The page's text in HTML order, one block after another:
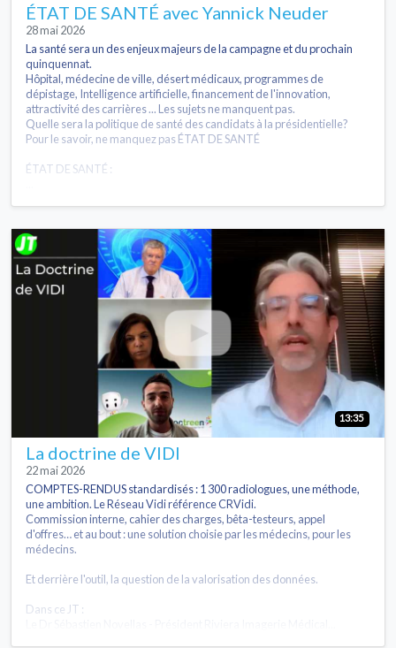
ÉTAT DE SANTÉ avec Yannick Neuder
28 mai 2026
La santé sera un des enjeux majeurs de la campagne et du prochain
quinquennat.
Hôpital, médecine de ville, désert médicaux, programmes de
dépistage, Intelligence artificielle, financement de l'innovation,
attractivité des carrières ... Les sujets ne manquent pas.
Quelle sera la politique de santé des candidats à la présidentielle?
Pour le savoir, ne manquez pas ÉTAT DE SANTÉ
ÉTAT DE SANTÉ :
13:35
La doctrine de VIDI
22 mai 2026
COMPTES-RENDUS standardisés : 1 300 radiologues, une méthode,
une ambition. Le Réseau Vidi référence CRVidi.
Commission interne, cahier des charges, bêta-testeurs, appel
d'offres… et au bout : une solution choisie par les médecins, pour les
médecins.
Et derrière l'outil, la question de la valorisation des données.
Dans ce JT :